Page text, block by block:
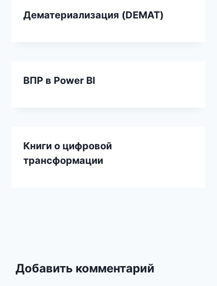
Дематериализация (DEMAT)
ВПР в Power BI
Книги о цифровой
трансформации
Добавить комментарий